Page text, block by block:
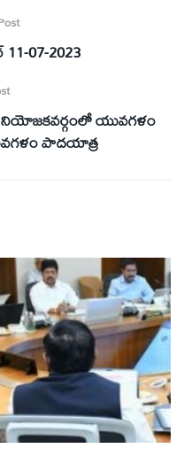
07-2023
నియోజకవర్గంలో యువగళం
పాద‌యాత్ర